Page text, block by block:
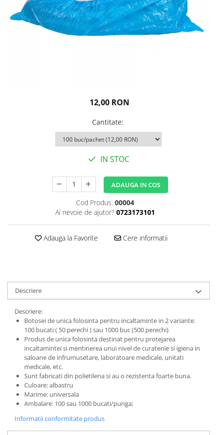
12,00 RON
Cantitate:
IN STOC
ADAUGA IN COS
Cod Produs: 00004
Ai nevoie de ajutor? 0723173101
Adauga la Favorite Cere informatii
Descriere
Descriere:
Botosei de unica folosinta pentru incaltaminte in 2 variante:
100 bucati ( 50 perechi ) sau 1000 buc (500 perechi)
Produs de unica folosinta destinat pentru protejarea
incaltamintei si mentinerea unui nivel de curatenie si igiena in
saloane de infrumusetare, laboratoare medicale, unitati
medicale, etc.
Sunt fabricati din polietilena si au o rezistenta foarte buna.
Culoare: albastru
Marime: universala
Ambalare: 100 sau 1000 bucati/punga;
Informatii conformitate produs